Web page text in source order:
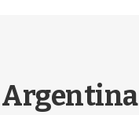
Argentina